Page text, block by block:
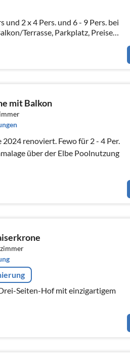
2 x 4 Pers. und 6 - 9 Pers. bei
Terrasse, Parkplatz, Preise
Wohnungen
mit Balkon
Fewo für 2 - 4 Per.
über der Elbe Poolnutzung